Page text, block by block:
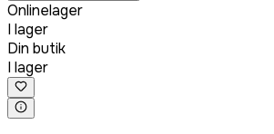
Onlinelager
I lager
Din butik
I lager